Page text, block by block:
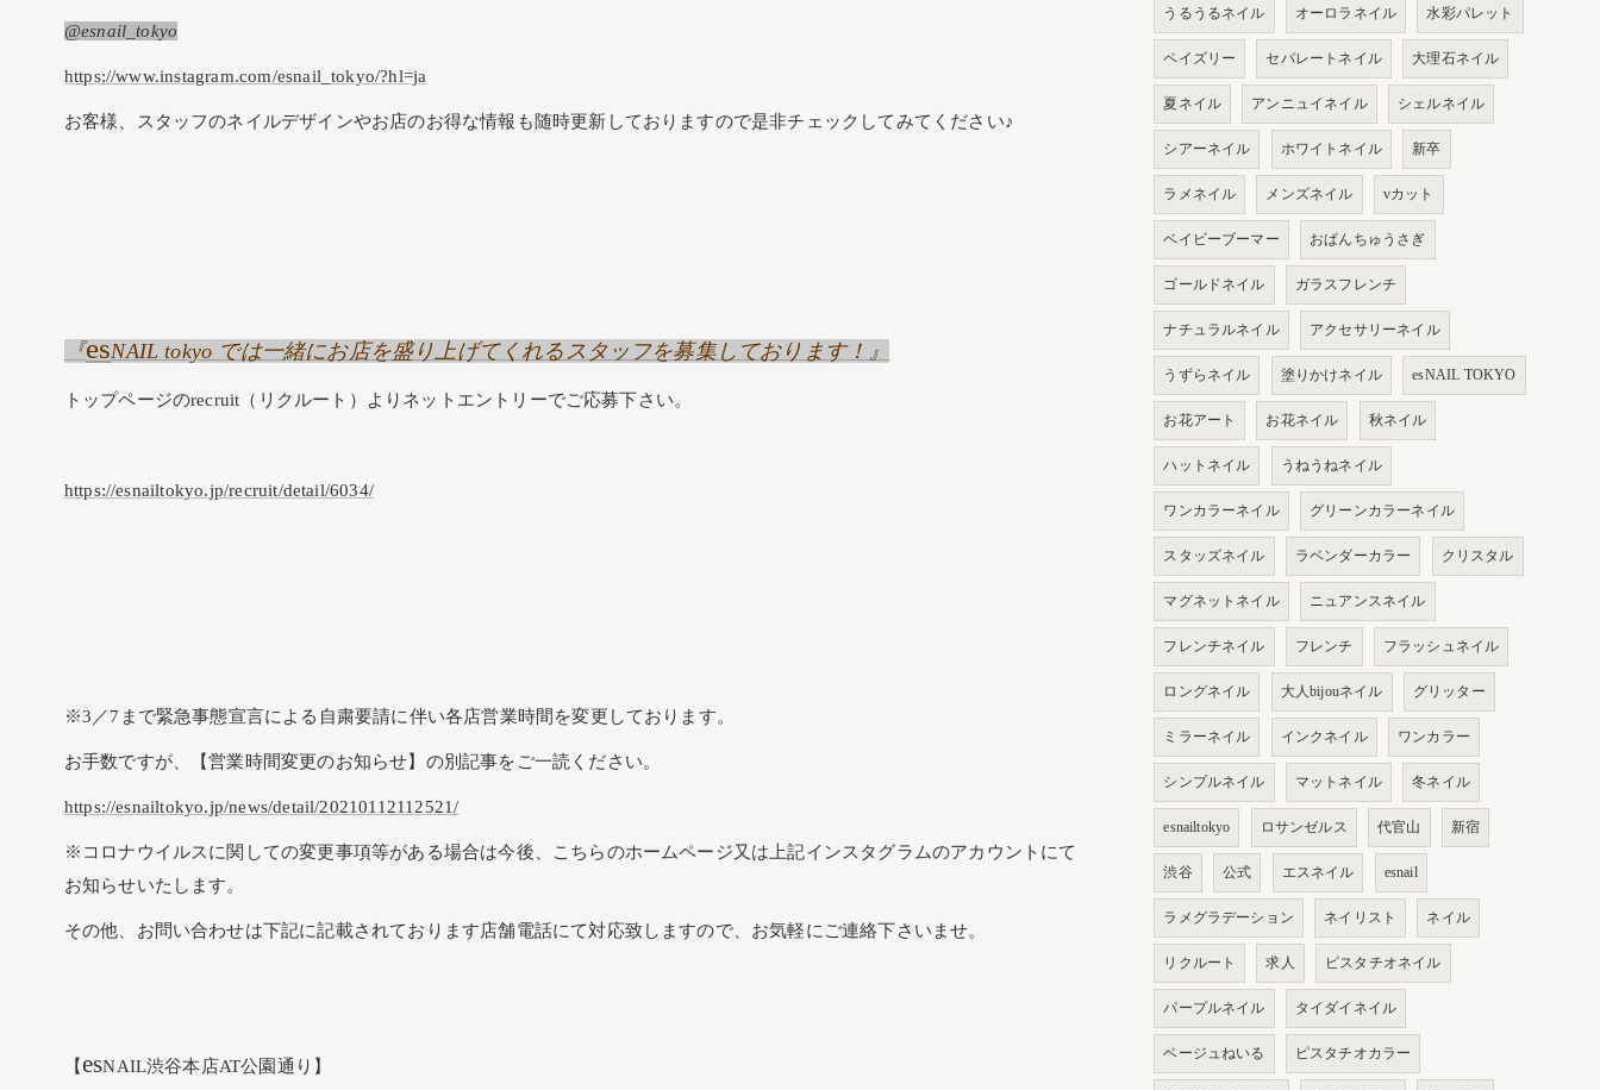
@esnail_tokyo
https://www.instagram.com/esnail_tokyo/?hl=ja
お客様、スタッフのネイルデザインやお店のお得な情報も随時更新しておりますので是非チェックしてみてください♪
『esNAIL tokyo では一緒にお店を盛り上げてくれるスタッフを募集しております！』
トップページのrecruit（リクルート）よりネットエントリーでご応募下さい。
https://esnailtokyo.jp/recruit/detail/6034/
※3／7まで緊急事態宣言による自粛要請に伴い各店営業時間を変更しております。
お手数ですが、【営業時間変更のお知らせ】の別記事をご一読ください。
https://esnailtokyo.jp/news/detail/20210112112521/
※コロナウイルスに関しての変更事項等がある場合は今後、こちらのホームページ又は上記インスタグラムのアカウントにて
お知らせいたします。
その他、お問い合わせは下記に記載されております店舗電話にて対応致しますので、お気軽にご連絡下さいませ。
【esNAIL渋谷本店AT公園通り】
うるうるネイル オーロラネイル 水彩パレット
ペイズリー セパレートネイル 大理石ネイル
夏ネイル アンニュイネイル シェルネイル
シアーネイル ホワイトネイル 新卒
ラメネイル メンズネイル vカット
ベイビーブーマー おぱんちゅうさぎ
ゴールドネイル ガラスフレンチ
ナチュラルネイル アクセサリーネイル
うずらネイル 塗りかけネイル esNAIL TOKYO
お花アート お花ネイル 秋ネイル
ハットネイル うねうねネイル
ワンカラーネイル グリーンカラーネイル
スタッズネイル ラベンダーカラー クリスタル
マグネットネイル ニュアンスネイル
フレンチネイル フレンチ フラッシュネイル
ロングネイル 大人bijouネイル グリッター
ミラーネイル インクネイル ワンカラー
シンプルネイル マットネイル 冬ネイル
esnailtokyo ロサンゼルス 代官山 新宿
渋谷 公式 エスネイル esnail
ラメグラデーション ネイリスト ネイル
リクルート 求人 ピスタチオネイル
パープルネイル タイダイネイル
ベージュねいる ピスタチオカラー